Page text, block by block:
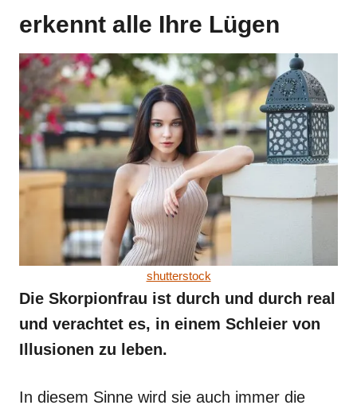
erkennt alle Ihre Lügen
shutterstock
Die Skorpionfrau ist durch und durch real
und verachtet es, in einem Schleier von
Illusionen zu leben.
In diesem Sinne wird sie auch immer die